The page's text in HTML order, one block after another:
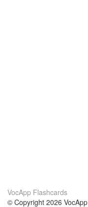
VocApp Flashcards
© Copyright 2026 VocApp